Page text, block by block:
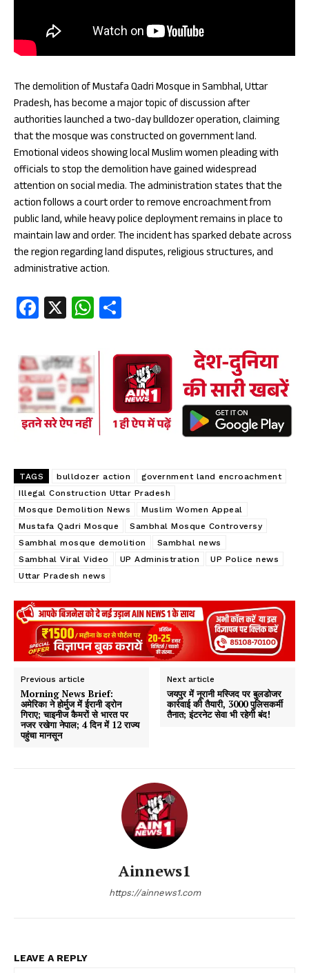
The demolition of Mustafa Qadri Mosque in Sambhal, Uttar
Pradesh, has become a major topic of discussion after
authorities launched a two-day bulldozer operation, claiming
that the mosque was constructed on government land.
Emotional videos showing local Muslim women pleading with
officials to stop the demolition have gained widespread
attention on social media. The administration states that the
action follows a court order to remove encroachment from
public land, while heavy police deployment remains in place to
maintain law and order. The incident has sparked debate across
the region regarding land disputes, religious structures, and
administrative action.
Fa
ce
b
oo
k
X W
ha
ts
A
p
p
re
TAGS bulldozer action
government land encroachment
Illegal Construction Uttar Pradesh
Mosque Demolition News
Muslim Women Appeal
Mustafa Qadri Mosque
Sambhal Mosque Controversy
Sambhal mosque demolition
Sambhal news
Sambhal Viral Video
UP Administration
UP Police news
Uttar Pradesh news
Previous article
Morning News Brief:
अमेरिका ने होर्मुज में ईरानी ड्रोन
गिराए; चाइनीज कैमरों से भारत पर
नजर रखेगा नेपाल; 4 दिन में 12 राज्य
पहुंचा मानसून
Next article
जयपुर में नूरानी मस्जिद पर बुलडोजर
कार्रवाई की तैयारी, 3000 पुलिसकर्मी
तैनात; इंटरनेट सेवा भी रहेगी बंद!
Ainnews1
https://ainnews1.com
LEAVE A REPLY